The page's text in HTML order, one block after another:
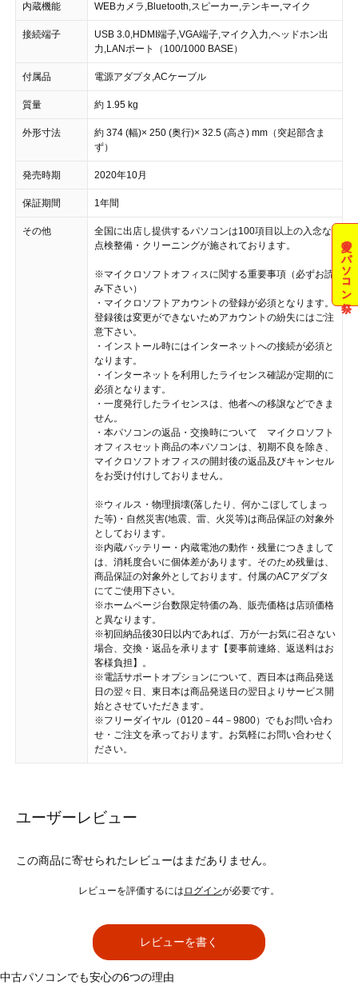
内蔵機能 WEBカメラ,Bluetooth,スピーカー,テンキー,マイク
接続端子
USB 3.0,HDMI端子,VGA端子,マイク入力,ヘッドホン出
力,LANポート（100/1000 BASE）
付属品 電源アダプタ,ACケーブル
質量 約 1.95 kg
外形寸法
約 374 (幅)× 250 (奥行)× 32.5 (高さ) mm（突起部含ま
ず）
発売時期 2020年10月
保証期間 1年間
その他
全国に出店し提供するパソコンは100項目以上の入念な
点検整備・クリーニングが施されております。
※マイクロソフトオフィスに関する重要事項（必ずお読
み下さい）
・マイクロソフトアカウントの登録が必須となります。
登録後は変更ができないためアカウントの紛失にはご注
意下さい。
・インストール時にはインターネットへの接続が必須と
なります。
・インターネットを利用したライセンス確認が定期的に
必須となります。
・一度発行したライセンスは、他者への移譲などできま
せん。
・本パソコンの返品・交換時について マイクロソフト
オフィスセット商品の本パソコンは、初期不良を除き、
マイクロソフトオフィスの開封後の返品及びキャンセル
をお受け付けしておりません。
※ウィルス・物理損壊(落したり、何かこぼしてしまっ
た等)・自然災害(地震、雷、火災等)は商品保証の対象外
としております。
※内蔵バッテリー・内蔵電池の動作・残量につきまして
は、消耗度合いに個体差があります。そのため残量は、
商品保証の対象外としております。付属のACアダプタ
にてご使用下さい。
※ホームページ台数限定特価の為、販売価格は店頭価格
と異なります。
※初回納品後30日以内であれば、万が一お気に召さない
場合、交換・返品を承ります【要事前連絡、返送料はお
客様負担】。
※電話サポートオプションについて、西日本は商品発送
日の翌々日、東日本は商品発送日の翌日よりサービス開
始とさせていただきます。
※フリーダイヤル（0120－44－9800）でもお問い合わ
せ・ご注文を承っております。お気軽にお問い合わせく
ださい。
ユーザーレビュー
この商品に寄せられたレビューはまだありません。
レビューを評価するには ログインが必要です。
レビューを書く
夏のパソコン祭
中古パソコンでも安心の6つの理由